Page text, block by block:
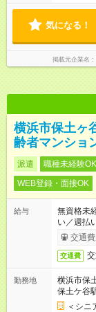
気になる！
掲載元企業名
横浜市保土ヶ
齢者マンショ
派遣 職種未経験OK
WEB登録・面接OK
給与
無資格未
い／週払
完了次第
交通
交通費
勤務地
横浜市保
保土ケ谷
＜シニ